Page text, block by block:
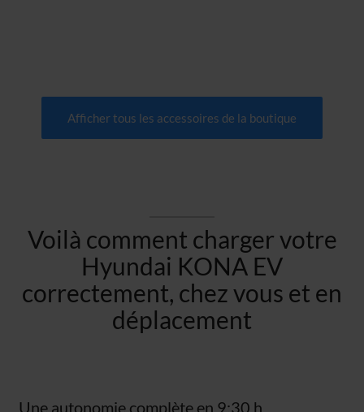
Afficher tous les accessoires de la boutique
Voilà comment charger votre
Hyundai KONA EV
correctement, chez vous et en
déplacement
Une autonomie complète en 9:30 h